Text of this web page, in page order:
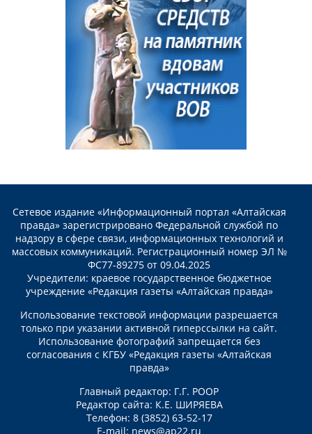
Сетевое издание «Информационный портал «Алтайская
правда» зарегистрировано Федеральной службой по
надзору в сфере связи, информационных технологий и
массовых коммуникаций. Регистрационный номер ЭЛ №
ФС77-89275 от 09.04.2025
Учредители: краевое государственное бюджетное
учреждение «Редакция газеты «Алтайская правда»
Использование текстовой информации разрешается
только при указании активной гиперссылки на сайт.
Использование фотографий запрещается без
согласования с КГБУ «Редакция газеты «Алтайская
правда»
Главный редактор: Г.Г. РООР
Редактор сайта: К.Е. ШИРЯЕВА
Телефон: 8 (3852) 63-52-17
E-mail: news@ap22.ru